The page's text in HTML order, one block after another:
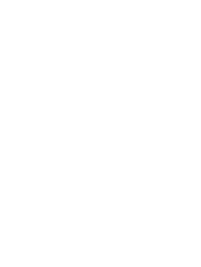
Descomunal inicio del
su grupo una semana
exclusiva a través de 101
acabado por la vía
eso que llegaba tercero
apareció en el segundo
particular, anotando un